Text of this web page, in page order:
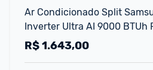
Ar Condicionado Split
Inverter Ultra AI 9000 BTUh
AR09DYFZAWKNAZ - 220
R$1.643,00